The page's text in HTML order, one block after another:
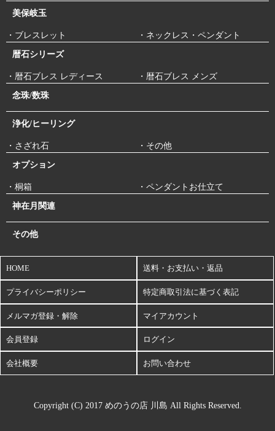
美保岐玉
・ブレスレット ・ネックレス・ペンダント
暦石シリーズ
・暦石ブレス レディース ・暦石ブレス メンズ
念珠/数珠
浄化/ヒーリング
・さざれ石 ・その他
オプション
・桐箱 ・ペンダントお仕立て
神在月関連
その他
HOME 送料・お支払い・返品
プライバシーポリシー 特定商取引法に基づく表記
メルマガ登録・解除 マイアカウント
会員登録 ログイン
会社概要 お問い合わせ
Copyright (C) 2017 めのうの店 川島 All Rights Reserved.